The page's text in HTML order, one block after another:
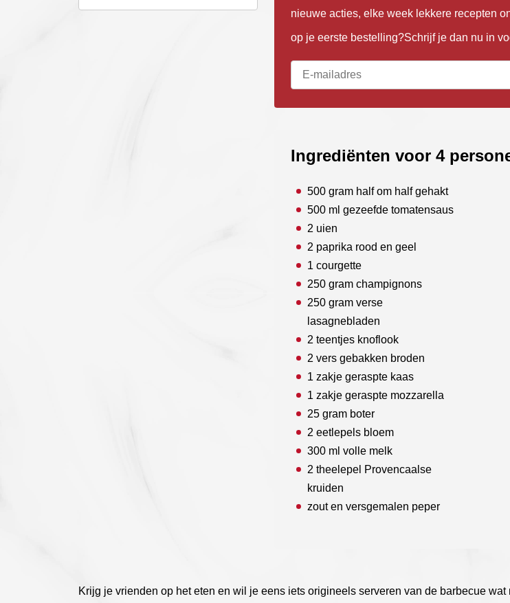
nieuwe acties, elke week lekkere recepten
op je eerste bestelling?Schrijf je dan nu in
Ingrediënten voor 4
500 gram half om half gehakt
500 ml gezeefde tomatensaus
2 uien
2 paprika rood en geel
1 courgette
250 gram champignons
250 gram verse
lasagnebladen
2 teentjes knoflook
2 vers gebakken broden
1 zakje geraspte kaas
1 zakje geraspte mozzarella
25 gram boter
2 eetlepels bloem
300 ml volle melk
2 theelepel Provencaalse
kruiden
zout en versgemalen peper
Krijg je vrienden op het eten en wil je eens iets origineels serveren van de barbecue wat